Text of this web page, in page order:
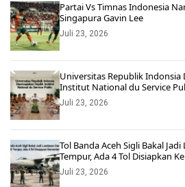
Partai Vs Timnas Indonesia
Singapura Gavin Lee
Juli 23, 2026
Universitas Republik Indonsia
Institut National du Service
Juli 23, 2026
Tol Banda Aceh Sigli Bakal
Tempur, Ada 4 Tol Disiapkan
Juli 23, 2026